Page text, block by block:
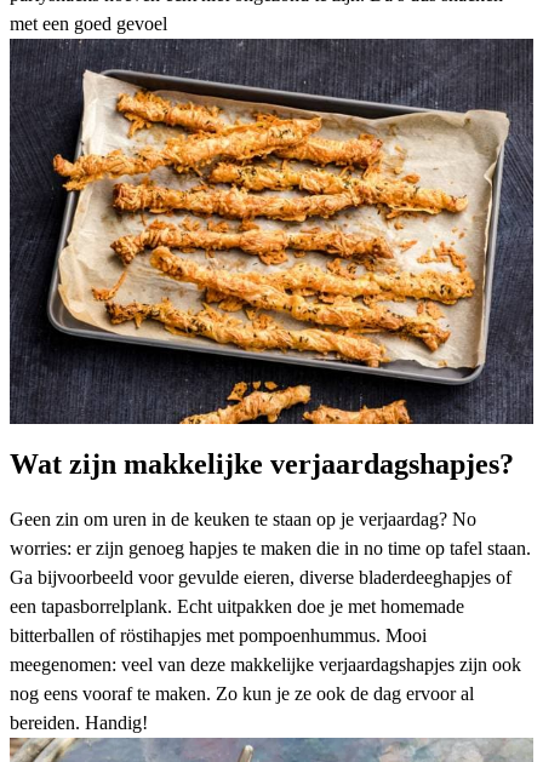
met een goed gevoel
Wat zijn makkelijke verjaardagshapjes?
Geen zin om uren in de keuken te staan op je verjaardag? No
worries: er zijn genoeg hapjes te maken die in no time op tafel staan.
Ga bijvoorbeeld voor gevulde eieren, diverse bladerdeeghapjes of
een tapasborrelplank. Echt uitpakken doe je met homemade
bitterballen of röstihapjes met pompoenhummus. Mooi
meegenomen: veel van deze makkelijke verjaardagshapjes zijn ook
nog eens vooraf te maken. Zo kun je ze ook de dag ervoor al
bereiden. Handig!